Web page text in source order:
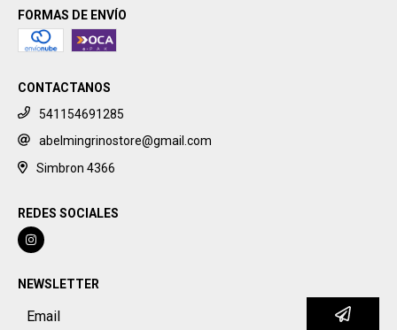
FORMAS DE ENVÍO
CONTACTANOS
541154691285
abelmingrinostore@gmail.com
Simbron 4366
REDES SOCIALES
NEWSLETTER